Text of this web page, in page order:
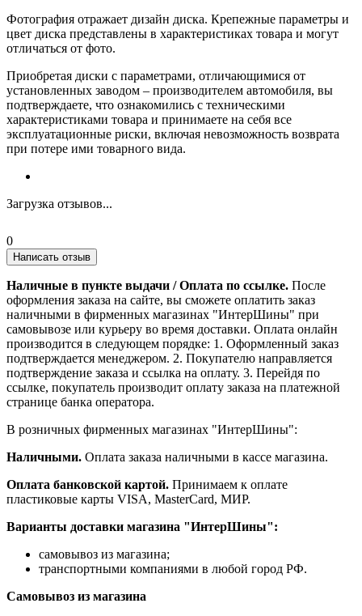
Фотография отражает дизайн диска. Крепежные параметры и
цвет диска представлены в характеристиках товара и могут
отличаться от фото.
Приобретая диски с параметрами, отличающимися от
установленных заводом – производителем автомобиля, вы
подтверждаете, что ознакомились с техническими
характеристиками товара и принимаете на себя все
эксплуатационные риски, включая невозможность возврата
при потере ими товарного вида.
Загрузка отзывов...
0
Написать отзыв
Наличные в пункте выдачи / Оплата по ссылке. После
оформления заказа на сайте, вы сможете оплатить заказ
наличными в фирменных магазинах "ИнтерШины" при
самовывозе или курьеру во время доставки. Оплата онлайн
производится в следующем порядке: 1. Оформленный заказ
подтверждается менеджером. 2. Покупателю направляется
подтверждение заказа и ссылка на оплату. 3. Перейдя по
ссылке, покупатель производит оплату заказа на платежной
странице банка оператора.
В розничных фирменных магазинах "ИнтерШины":
Наличными. Оплата заказа наличными в кассе магазина.
Оплата банковской картой. Принимаем к оплате
пластиковые карты VISA, MasterCard, МИР.
Варианты доставки магазина "ИнтерШины":
самовывоз из магазина;
транспортными компаниями в любой город РФ.
Самовывоз из магазина